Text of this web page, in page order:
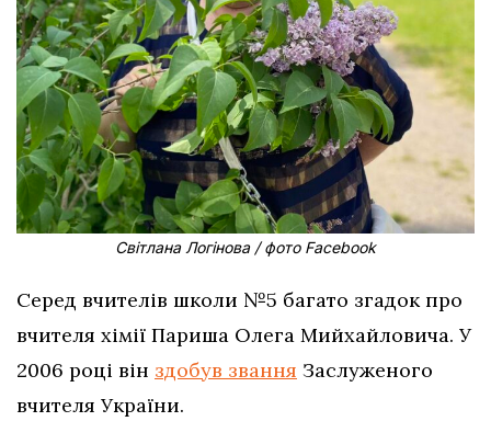
Світлана Логінова / фото Facebook
Серед вчителів школи №5 багато згадок про
вчителя хімії Париша Олега Мийхайловича. У
2006 році він здобув звання Заслуженого
вчителя України.